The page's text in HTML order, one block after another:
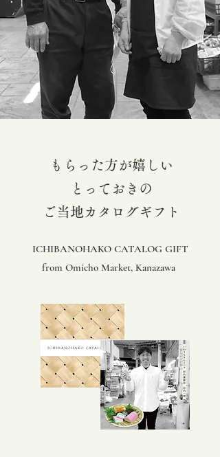
​もらった方が嬉しい
とっておきの
ご当地カタログギフト
ICHIBANOHAKO CATALOG GIFT
from Omicho Market, Kanazawa